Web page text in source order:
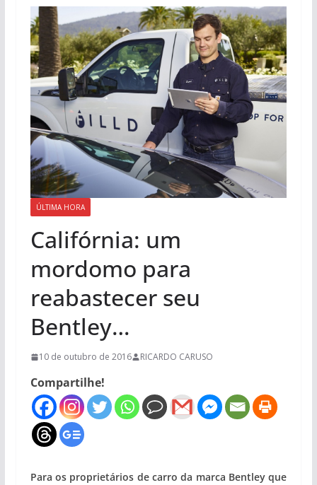
ÚLTIMA HORA
Califórnia: um
mordomo para
reabastecer seu
Bentley…
10 de outubro de 2016 RICARDO CARUSO
Compartilhe!
Para os proprietários de carro da marca Bentley que